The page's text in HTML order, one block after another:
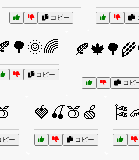
コピー
コピー
コピ
ー
🍓🍒🍑🍏
コピー